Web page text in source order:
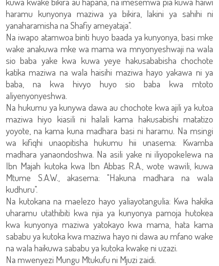
haramu kunyonya maziwa ya bikira, lakini ya sahihi ni
yanaharamisha na Shafiy ameyataja".
Na iwapo atamwoa binti huyo baada ya kunyonya, basi mke
wake anakuwa mke wa mama wa mnyonyeshwaji na wala
sio baba yake kwa kuwa yeye hakusababisha chochote
katika maziwa na wala haisihi maziwa hayo yakawa ni ya
baba, na kwa hivyo huyo sio baba kwa mtoto
aliyenyonyeshwa.
Na hukumu ya kunywa dawa au chochote kwa ajili ya kutoa
maziwa hiyo kiasili ni halali kama hakusabishi matatizo
yoyote, na kama kuna madhara basi ni haramu. Na msingi
wa kifiqhi unaopitisha hukumu hii unasema: Kwamba
madhara yanaondoshwa. Na asili yake ni iliyopokelewa na
Ibn Majah kutoka kwa Ibn Abbas R.A., wote wawili, kuwa
Mtume S.A.W., akasema: "Hakuna madhara na wala
kudhuru".
Na kutokana na maelezo hayo yaliayotangulia: Kwa hakika
uharamu utathibiti kwa njia ya kunyonya pamoja hutokea
kwa kunyonya maziwa yatokayo kwa mama, hata kama
sababu ya kutoka kwa maziwa hayo ni dawa au mfano wake
na wala haikuwa sababu ya kutoka kwake ni uzazi.
Na mwenyezi Mungu Mtukufu ni Mjuzi zaidi.